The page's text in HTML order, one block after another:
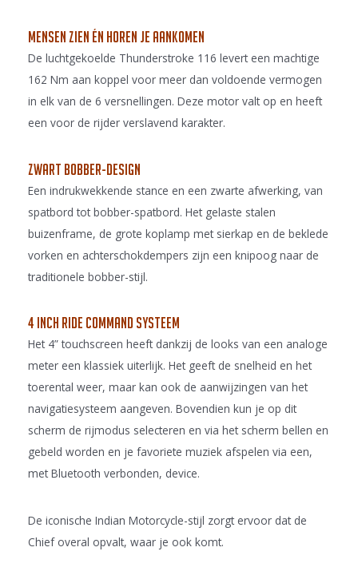
Mensen zien én horen je aankomen
De luchtgekoelde Thunderstroke 116 levert een machtige
162 Nm aan koppel voor meer dan voldoende vermogen
in elk van de 6 versnellingen. Deze motor valt op en heeft
een voor de rijder verslavend karakter.
Zwart bobber-design
Een indrukwekkende stance en een zwarte afwerking, van
spatbord tot bobber-spatbord. Het gelaste stalen
buizenframe, de grote koplamp met sierkap en de beklede
vorken en achterschokdempers zijn een knipoog naar de
traditionele bobber-stijl.
4 inch ride command systeem
Het 4” touchscreen heeft dankzij de looks van een analoge
meter een klassiek uiterlijk. Het geeft de snelheid en het
toerental weer, maar kan ook de aanwijzingen van het
navigatiesysteem aangeven. Bovendien kun je op dit
scherm de rijmodus selecteren en via het scherm bellen en
gebeld worden en je favoriete muziek afspelen via een,
met Bluetooth verbonden, device.
De iconische Indian Motorcycle-stijl zorgt ervoor dat de
Chief overal opvalt, waar je ook komt.